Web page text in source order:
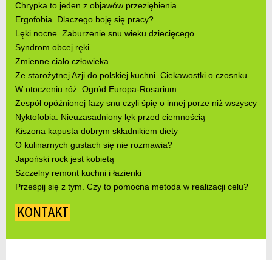
Chrypka to jeden z objawów przeziębienia
Ergofobia. Dlaczego boję się pracy?
Lęki nocne. Zaburzenie snu wieku dziecięcego
Syndrom obcej ręki
Zmienne ciało człowieka
Ze starożytnej Azji do polskiej kuchni. Ciekawostki o czosnku
W otoczeniu róż. Ogród Europa-Rosarium
Zespół opóźnionej fazy snu czyli śpię o innej porze niż wszyscy
Nyktofobia. Nieuzasadniony lęk przed ciemnością
Kiszona kapusta dobrym składnikiem diety
O kulinarnych gustach się nie rozmawia?
Japoński rock jest kobietą
Szczelny remont kuchni i łazienki
Prześpij się z tym. Czy to pomocna metoda w realizacji celu?
KONTAKT